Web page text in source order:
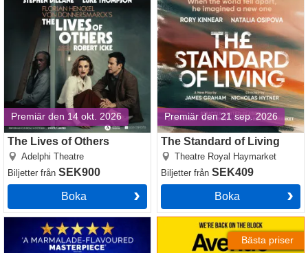
Premiär den 14 okt. 2026
The Lives of Others
Adelphi Theatre
Biljetter från SEK900
Boka
Premiär den 21 sep. 2026
The Standard of Living
Theatre Royal Haymarket
BiljetterfrånSEK409
Boka
Paddington: The Musical
Bästa priser
Avenue Q